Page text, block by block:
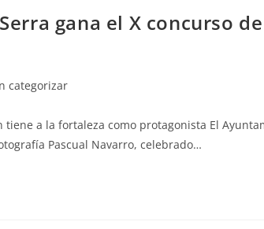
gana el X concurso
categorizar
tiene a la fortaleza como protagonista El
Pascual Navarro, celebrado…